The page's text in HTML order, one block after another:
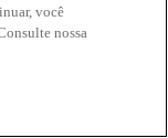
você
nossa